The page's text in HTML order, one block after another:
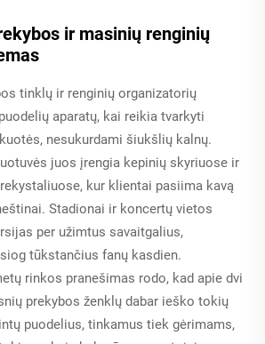
ir masinių renginių
tinklų ir renginių organizatorių
aparatų, kai reikia tvarkyti
nesukurdami šiukšlių kalnų.
juos įrengia kepinių skyriuose ir
kur klientai pasiima kavą
Stadionai ir koncertų vietos
per užimtus savaitgalius,
tūkstančius fanų kasdien.
rinkos pranešimas rodo, kad apie dvi
prekybos ženklų dabar ieško tokių
puodelius, tinkamus tiek gėrimams,